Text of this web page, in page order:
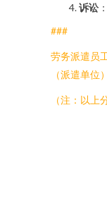
诉讼
###
劳务派遣员
（派遣单
（注：以